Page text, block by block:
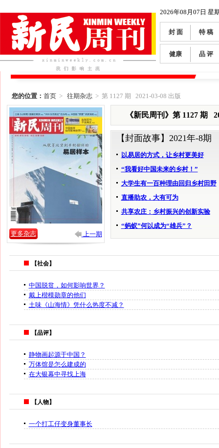
2026年08月07日 星
封 面 特 稿
健康 品 评
您的位置： 首页> 往期杂志> 第 1127 期 2021-03-08 出版
更多杂志 上一期
《新民周刊》第 1127 期
【封面故事】 2021年-8期
以易居的方式，让乡村更美好
“我看好中国未来的乡村！”
大学生有一百种理由回归乡村田野
直播助农，大有可为
共享农庄：乡村振兴的创新实验
“蚂蚁”何以成为“雄兵”？
【社会】
中国脱贫，如何影响世界？
戴上楷模勋章的他们
土味《山海情》凭什么热度不减？
【品评】
静物画起源于中国？
万体馆是怎么建成的
在大银幕中寻找上海
【人物】
一个打工仔变身董事长